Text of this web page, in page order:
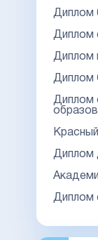
Диплом
Диплом
Диплом
Диплом
Диплом
Диплом
Диплом